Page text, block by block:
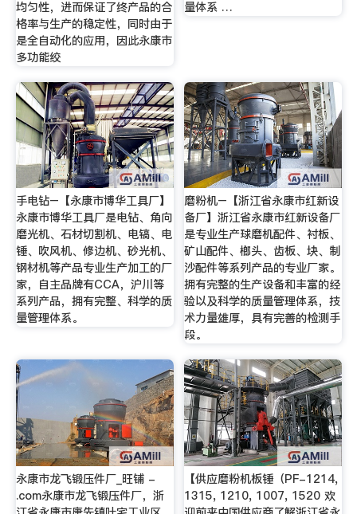
均匀性，进而保证了终产品的合
格率与生产的稳定性，同时由于
是全自动化的应用，因此永康市
多功能绞
量体系 …
手电钻–【永康市博华工具厂】
永康市博华工具厂是电钻、角向
磨光机、石材切割机、电镐、电
锤、吹风机、修边机、砂光机、
钢材机等产品专业生产加工的厂
家，自主品牌有CCA，沪川等
系列产品，拥有完整、科学的质
量管理体系。
磨粉机–【浙江省永康市红新设
备厂】浙江省永康市红新设备厂
是专业生产球磨机配件、衬板、
矿山配件、榔头、齿板、块、制
沙配件等系列产品的专业厂家。
拥有完整的生产设备和丰富的经
验以及科学的质量管理体系，技
术力量雄厚，具有完善的检测手
段。
永康市龙飞锻压件厂_旺铺 -
.com永康市龙飞锻压件厂，浙
【供应磨粉机板锤（PF-1214,
1315, 1210, 1007, 1520 欢